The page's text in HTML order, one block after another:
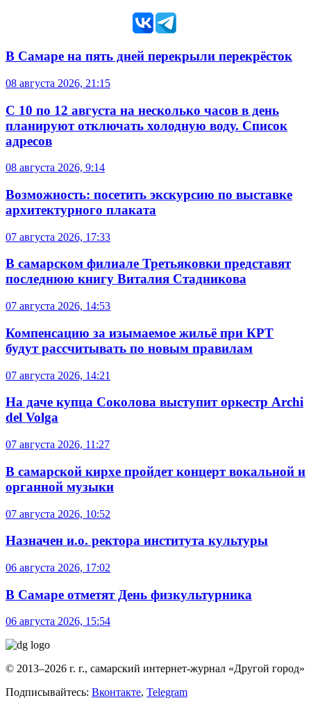
В Самаре на пять дней перекрыли перекрёсток
08 августа 2026, 21:15
С 10 по 12 августа на несколько часов в день
планируют отключать холодную воду. Список
адресов
08 августа 2026, 9:14
Возможность: посетить экскурсию по выставке
архитектурного плаката
07 августа 2026, 17:33
В самарском филиале Третьяковки представят
последнюю книгу Виталия Стадникова
07 августа 2026, 14:53
Компенсацию за изымаемое жильё при КРТ
будут рассчитывать по новым правилам
07 августа 2026, 14:21
На даче купца Соколова выступит оркестр Archi
del Volga
07 августа 2026, 11:27
В самарской кирхе пройдет концерт вокальной и
органной музыки
07 августа 2026, 10:52
Назначен и.о. ректора института культуры
06 августа 2026, 17:02
В Самаре отметят День физкультурника
06 августа 2026, 15:54
© 2013–2026 г. г., самарский интернет-журнал «Другой город»
Подписывайтесь: Вконтакте, Telegram